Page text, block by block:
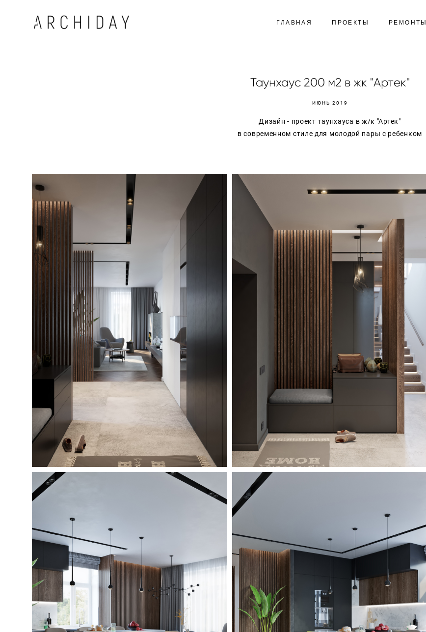
ГЛАВНАЯ ПРОЕКТЫ РЕМОНТЫ
Таунхаус 200 м2 в жк "Артек"
ИЮНЬ 2019
Дизайн - проект таунхауса в ж/к "Артек"
в современном стиле для молодой пары с ребенком